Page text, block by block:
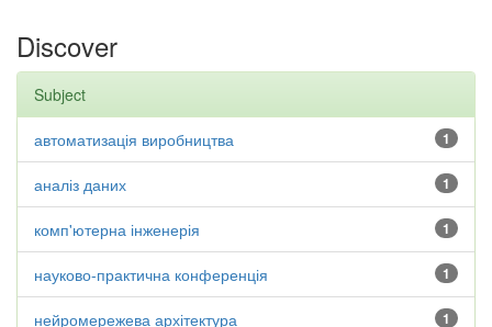
Discover
Subject
1
автоматизація виробництва
1
аналіз даних
1
комп'ютерна інженерія
1
науково-практична конференція
1
нейромережева архітектура